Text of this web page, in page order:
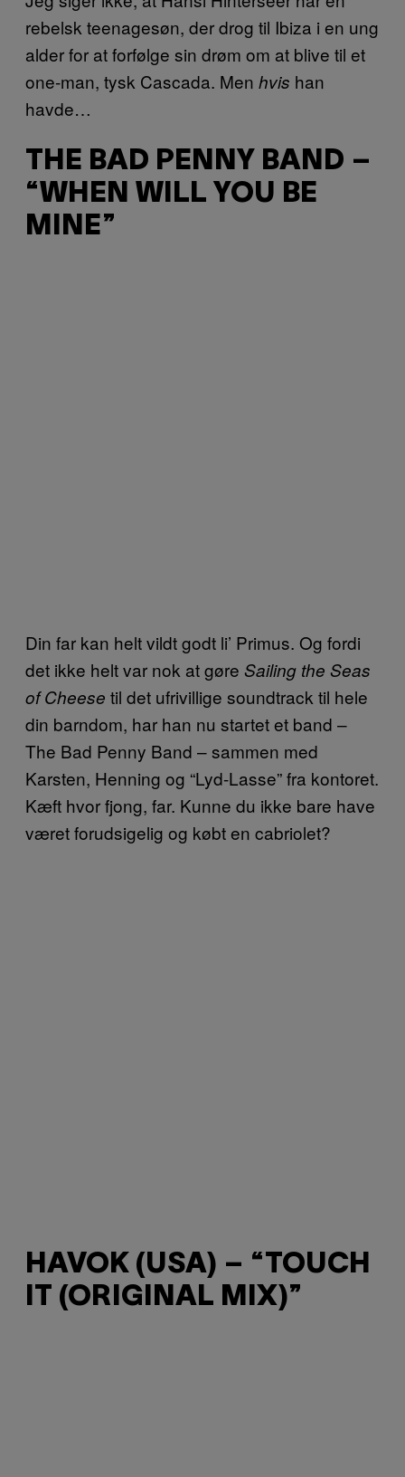
rebelsk teenagesøn, der drog til Ibiza i en ung
alder for at forfølge sin drøm om at blive til et
one-man, tysk Cascada. Men hvis han
havde…
THE BAD PENNY BAND –
“WHEN WILL YOU BE
MINE”
Din far kan helt vildt godt li’ Primus. Og fordi
det ikke helt var nok at gøre Sailing the Seas
of Cheese til det ufrivillige soundtrack til hele
din barndom, har han nu startet et band –
The Bad Penny Band – sammen med
Karsten, Henning og “Lyd-Lasse” fra kontoret.
Kæft hvor fjong, far. Kunne du ikke bare have
været forudsigelig og købt en cabriolet?
HAVOK (USA) – “TOUCH
IT (ORIGINAL MIX)”